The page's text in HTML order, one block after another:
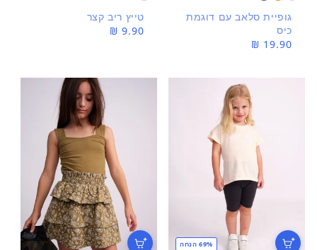
גופיית סלאב עם דוגמת
כיס
מחיר
19.90 ₪
טייץ ריב קצר
מחיר
9.90 ₪
69% הנחה